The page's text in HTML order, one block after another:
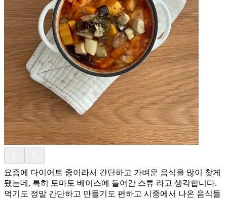
요즘에 다이어트 중이라서 간단하고 가벼운 음식을 많이 찾게
됐는데, 특히 토마토 베이스에 들어간 스튜 라고 생각합니다.
먹기도 정말 간단하고 만들기도 편하고 시중에서 나온 음식들